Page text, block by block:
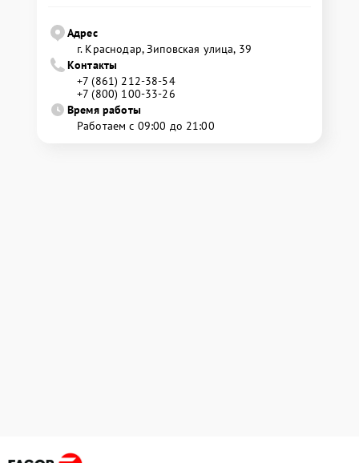
Адрес
г. Краснодар, Зиповская улица, 39
Контакты
+7 (861) 212-38-54
+7 (800) 100-33-26
Время работы
Работаем с 09:00 до 21:00